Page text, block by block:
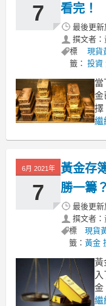
7
看完！
最後更新
撰文者：
標
籤：
現貨
投資
當
金
擇
聞
1
為
傳
金
繼
6月 2021年
7
黃金存
勝一籌？
最後更新
撰文者：
標
籤：
現貨
黃金
黃
金
在
繼